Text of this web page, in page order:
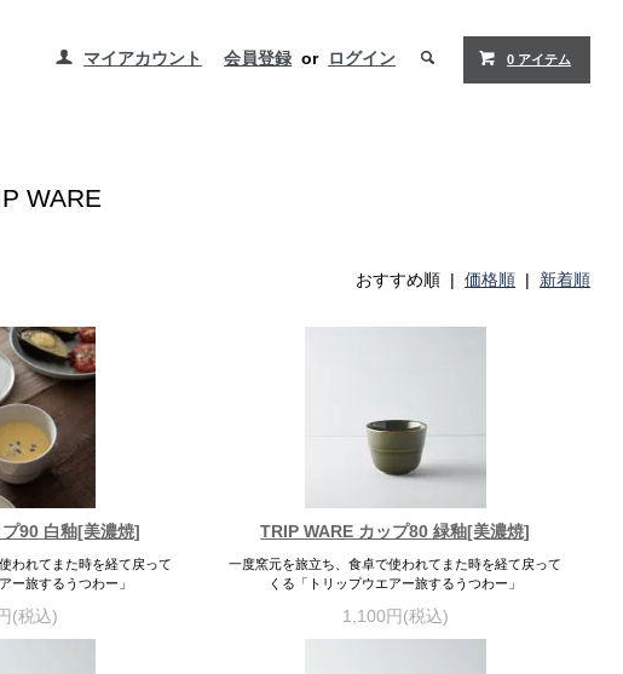
マイアカウント 会員登録 or ログイン 0 アイテム
WARE
おすすめ順 |価格順 | 新着順
90 白釉[美濃焼]
われてまた時を経て戻って
ー旅するうつわー」
(税込)
TRIP WARE カップ80 緑釉[美濃焼]
一度窯元を旅立ち、食卓で使われてまた時を経て戻って
くる「トリップウエアー旅するうつわー」
1,100円(税込)